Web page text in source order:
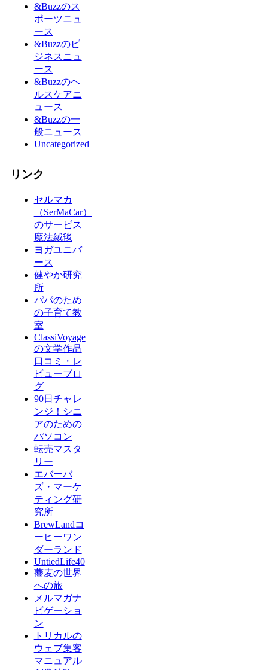
&Buzzのス
ポーツニュ
ース
&Buzzのビ
ジネスニュ
ース
&Buzzのヘ
ルスケアニ
ュース
&Buzzの一
般ニュース
Uncategorized
リンク
セルマカ
（SerMaCar）
のサービス
魔法絨毯
ヨガユニバ
ース
健やか研究
所
パパのため
の子育て教
室
ClassiVoyage
の文学作品
口コミ・レ
ビューブロ
グ
90日チャレ
ンジ！シニ
アのための
パソコン
転売マスタ
リー
エバーバ
ズ・マーケ
ティング研
究所
BrewLandコ
ーヒーワン
ダーランド
UntiedLife40
蕎麦の世界
への旅
メルマガナ
ビゲーショ
ン
トリカルの
ウェブ集客
マニュアル